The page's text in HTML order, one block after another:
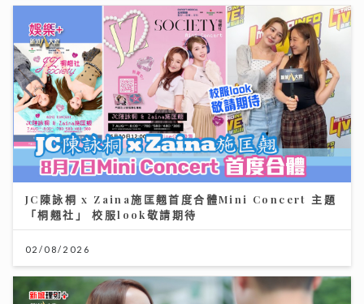
JC陳詠桐 x Zaina施匡翹首度合體Mini Concert 主題
「桐翹社」 校服look敬請期待
02/08/2026